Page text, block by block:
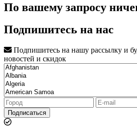
По вашему запросу
Подпишитесь на нас
Подпишитесь на нашу рассылку и
новостей и скидок
Подписаться